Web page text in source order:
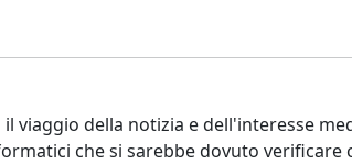
viaggio della notizia e dell'interesse
che si sarebbe dovuto verificare